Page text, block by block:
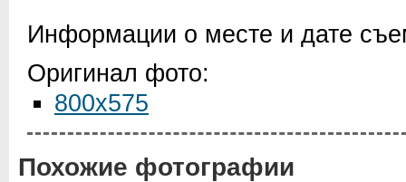
Информации о месте и дате
Оригинал фото:
800x575
Похожие фотографии